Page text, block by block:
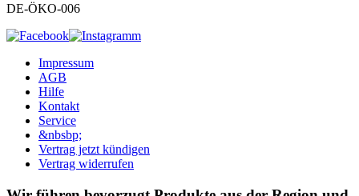
DE-ÖKO-006
Impressum
AGB
Hilfe
Kontakt
Service
&nbsbp;
Vertrag jetzt kündigen
Vertrag widerrufen